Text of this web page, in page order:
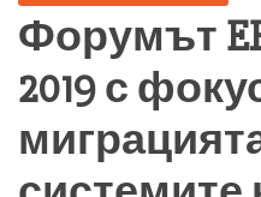
Форумът
2019 с